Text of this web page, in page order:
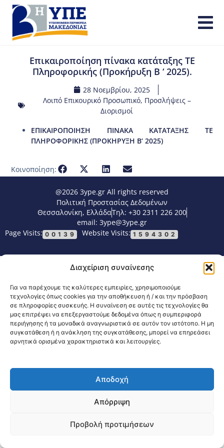
Διαχείριση συναίνεσης
Για να παρέχουμε τις καλύτερες εμπειρίες, χρησιμοποιούμε
τεχνολογίες όπως cookies για την αποθήκευση ή / και την πρόσβαση
σε πληροφορίες συσκευής. Η συναίνεση σε αυτές τις τεχνολογίες θα
μας επιτρέψει να επεξεργαστούμε δεδομένα όπως η συμπεριφορά
περιήγησης ή τα μοναδικά αναγνωριστικά σε αυτόν τον ιστότοπο. Η μη
συγκατάθεση ή η ανάκληση της συγκατάθεσης, μπορεί να επηρεάσει
αρνητικά ορισμένα χαρακτηριστικά και λειτουργίες.
Αποδοχή
Απόρριψη
Προβολή προτιμήσεων
Επικαιροποίηση πίνακα κατάταξης ΤΕ
Πληροφορικής (Προκήρυξη Β ‘ 2025).
28 Νοεμβρίου, 2025
Λοιπό Επικουρικό Προσωπικό, Προσλήψεις –
Διορισμοί
ΕΠΙΚΑΙΡΟΠΟΙΗΣΗ ΠΙΝΑΚΑ ΚΑΤΑΤΑΞΗΣ ΤΕ
ΠΛΗΡΟΦΟΡΙΚΗΣ (ΠΡΟΚΗΡΥΞΗ Β‘ 2025)
Κοινοποίηση:
@2026 3ype.gr All rights reserved
Πολιτική Προστασίας Δεδομένων
Θεσσαλονίκη, ΕλλάδαΤηλ: +30 2311 226 200
email: 3ype@3ype.gr
Page Visits: 00139 Website Visits: 1594302